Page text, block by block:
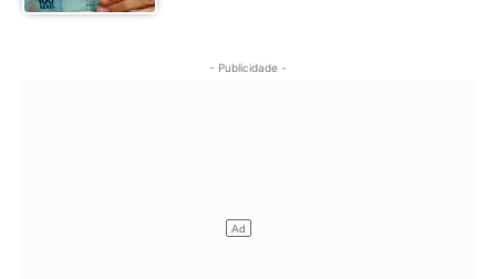
- Publicidade -